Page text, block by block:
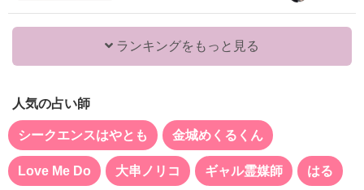
ランキングをもっと見る
人気の占い師
シークエンスはやとも 金城めくるくん
Love Me Do 大串ノリコ ギャル霊媒師 はる